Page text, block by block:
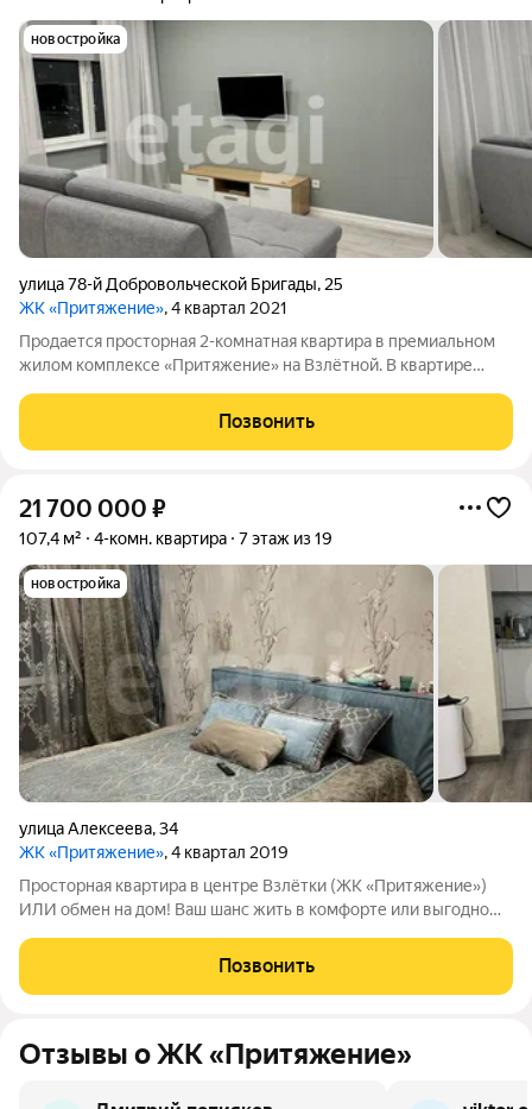
новостройка
улица 78-й Добровольческой Бригады, 25
ЖК «Притяжение», 4 квартал 2021
Продается просторная 2-комнатная квартира в премиальном
жилом комплексе «Притяжение» на Взлётной. В квартире
использованием надежных материалов и продуманной
планировкой, обеспечивающей комфортное
Позвонить
21 700 000 ₽
107,4 м² 4-комн. квартира 7 этаж из 19
новостройка
улица Алексеева,34
ЖК «Притяжение», 4 квартал 2019
Просторная квартира в центре Взлётки (ЖК «Притяжение»)
ИЛИ обмен на дом! Ваш шанс жить в комфорте или выгодно
квартира в самом сердце Взлётки, расположенная в
престижном жилом комплексе
Позвонить
Отзывы о ЖК «Притяжение»